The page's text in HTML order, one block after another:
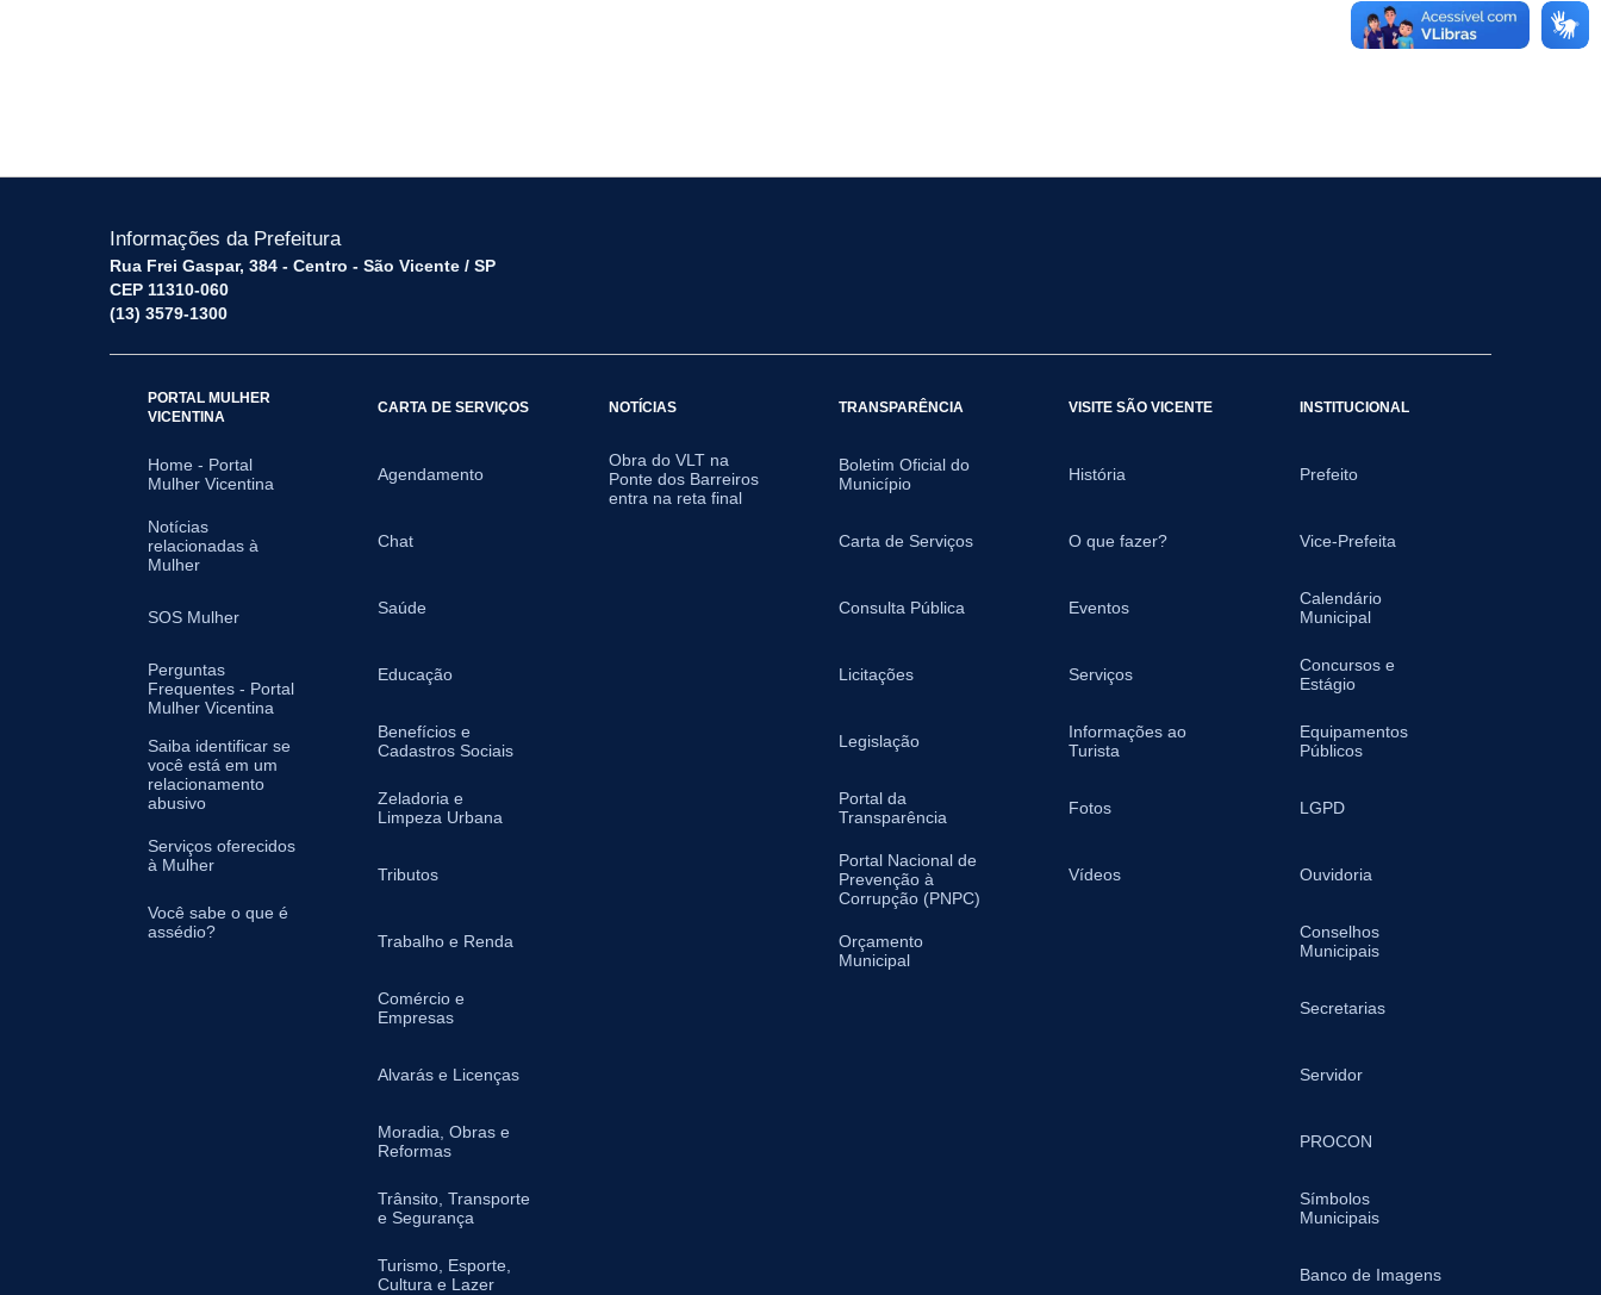
Informações da Prefeitura
Rua Frei Gaspar, 384 - Centro - São Vicente / SP
CEP 11310-060
(13) 3579-1300
PORTAL MULHER
VICENTINA
Home - Portal
Mulher Vicentina
Notícias
relacionadas à
Mulher
SOS Mulher
Perguntas
Frequentes - Portal
Mulher Vicentina
Saiba identificar se
você está em um
relacionamento
abusivo
Serviços oferecidos
à Mulher
Você sabe o que é
assédio?
CARTA DE SERVIÇOS
Agendamento
Chat
Saúde
Educação
Benefícios e
Cadastros Sociais
Zeladoria e
Limpeza Urbana
Tributos
Trabalho e Renda
Comércio e
Empresas
Alvarás e Licenças
Moradia, Obras e
Reformas
Trânsito, Transporte
e Segurança
Turismo, Esporte,
Cultura e Lazer
NOTÍCIAS
Obra do VLT na
Ponte dos Barreiros
entra na reta final
TRANSPARÊNCIA
Boletim Oficial do
Município
Carta de Serviços
Consulta Pública
Licitações
Legislação
Portal da
Transparência
Portal Nacional de
Prevenção à
Corrupção (PNPC)
Orçamento
Municipal
VISITE SÃO VICENTE
História
O que fazer?
Eventos
Serviços
Informações ao
Turista
Fotos
Vídeos
INSTITUCIONAL
Prefeito
Vice-Prefeita
Calendário
Municipal
Concursos e
Estágio
Equipamentos
Públicos
LGPD
Ouvidoria
Conselhos
Municipais
Secretarias
Servidor
PROCON
Símbolos
Municipais
Banco de Imagens